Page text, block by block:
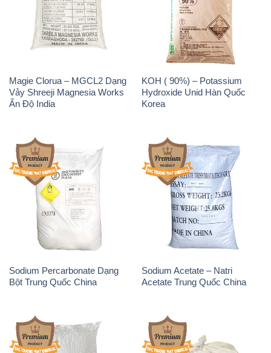
Magie Clorua – MGCL2 Dạng
Vảy Shreeji Magnesia Works
Ấn Độ India
KOH ( 90%) – Potassium
Hydroxide Unid Hàn Quốc
Sodium Percarbonate Dạng
Bột Trung Quốc China
Sodium Acetate – Natri
Acetate Trung Quốc China